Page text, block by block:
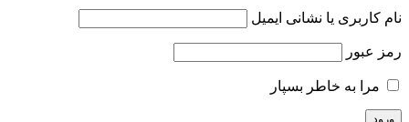
نام کاربری یا نشانی ایمیل
رمز عبور
مرا به خاطر بسپار